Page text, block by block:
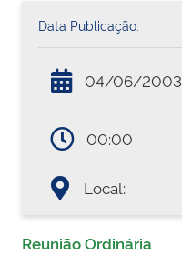
Data Publicação:
04/06/2003
00:00
Local:
Reunião Ordinária